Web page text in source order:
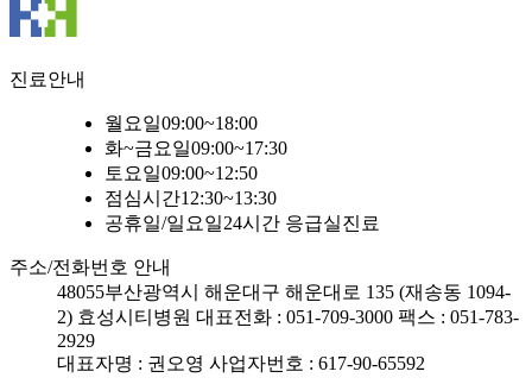
진료안내
월요일09:00~18:00
화~금요일09:00~17:30
토요일09:00~12:50
점심시간12:30~13:30
공휴일/일요일24시간 응급실진료
주소/전화번호 안내
48055부산광역시 해운대구 해운대로 135 (재송동 1094-
2) 효성시티병원 대표전화 : 051-709-3000 팩스 : 051-783-
2929
대표자명 : 권오영 사업자번호 : 617-90-65592